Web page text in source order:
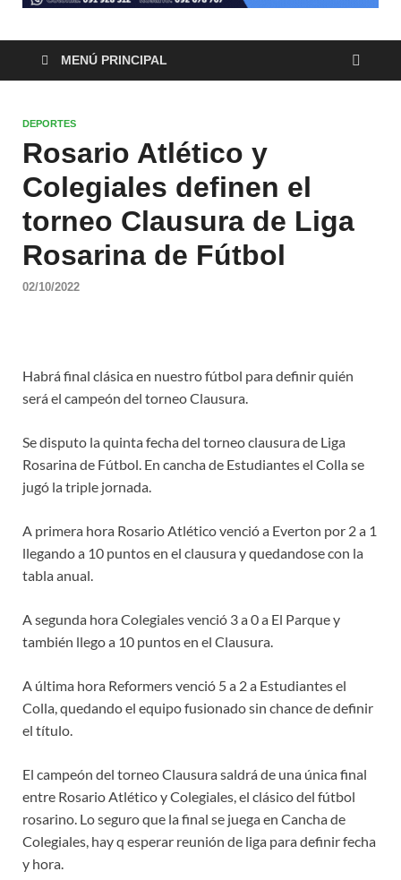
MENÚ PRINCIPAL
DEPORTES
Rosario Atlético y
Colegiales definen el
torneo Clausura de Liga
Rosarina de Fútbol
02/10/2022
Habrá final clásica en nuestro fútbol para definir quién
será el campeón del torneo Clausura.
Se disputo la quinta fecha del torneo clausura de Liga
Rosarina de Fútbol. En cancha de Estudiantes el Colla se
jugó la triple jornada.
A primera hora Rosario Atlético venció a Everton por 2 a 1
llegando a 10 puntos en el clausura y quedandose con la
tabla anual.
A segunda hora Colegiales venció 3 a 0 a El Parque y
también llego a 10 puntos en el Clausura.
A última hora Reformers venció 5 a 2 a Estudiantes el
Colla, quedando el equipo fusionado sin chance de definir
el título.
El campeón del torneo Clausura saldrá de una única final
entre Rosario Atlético y Colegiales, el clásico del fútbol
rosarino. Lo seguro que la final se juega en Cancha de
Colegiales, hay q esperar reunión de liga para definir fecha
y hora.